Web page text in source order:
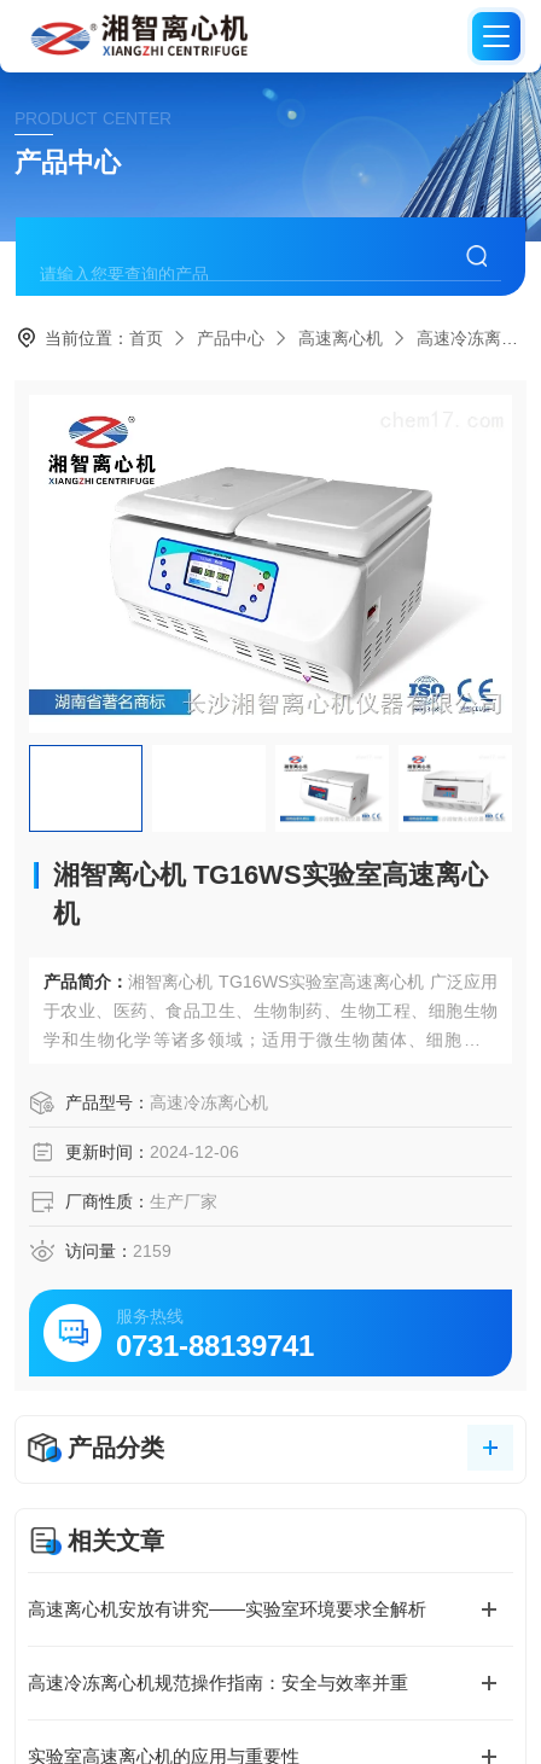
PRODUCT CENTER
产品中心
当前位置：首页 产品中心 高速离心机 高速冷冻离心机
湘智离心机 TG16WS实验室高速离心
机
产品简介： 湘智离心机 TG16WS实验室高速离心机 广泛应用
于农业、医药、食品卫生、生物制药、生物工程、细胞生物
学和生物化学等诸多领域；适用于微生物菌体、细胞蛋白
① 整机微机控制，触摸面板，数字显示.免维护变频无刷电机
升降速率可任意选择。
③ 液晶彩屏面板、圆弧形外观，配自动吸合电动门锁。
产品型号： 高速冷冻离心机
更新时间： 2024-12-06
厂商性质： 生产厂家
访问量： 2159
服务热线
0731-88139741
产品分类
相关文章
高速离心机安放有讲究——实验室环境要求全解析
高速冷冻离心机规范操作指南：安全与效率并重
实验室高速离心机的应用与重要性